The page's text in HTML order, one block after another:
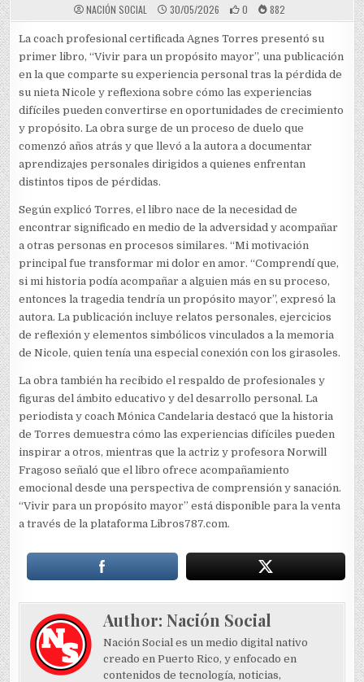
NACIÓN SOCIAL 30/05/2026 0 882
La coach profesional certificada Agnes Torres presentó su
primer libro, “Vivir para un propósito mayor”, una publicación
en la que comparte su experiencia personal tras la pérdida de
su nieta Nicole y reflexiona sobre cómo las experiencias
difíciles pueden convertirse en oportunidades de crecimiento
y propósito. La obra surge de un proceso de duelo que
comenzó años atrás y que llevó a la autora a documentar
aprendizajes personales dirigidos a quienes enfrentan
distintos tipos de pérdidas.
Según explicó Torres, el libro nace de la necesidad de
encontrar significado en medio de la adversidad y acompañar
a otras personas en procesos similares. “Mi motivación
principal fue transformar mi dolor en amor. “Comprendí que,
si mi historia podía acompañar a alguien más en su proceso,
entonces la tragedia tendría un propósito mayor”, expresó la
autora. La publicación incluye relatos personales, ejercicios
de reflexión y elementos simbólicos vinculados a la memoria
de Nicole, quien tenía una especial conexión con los girasoles.
La obra también ha recibido el respaldo de profesionales y
figuras del ámbito educativo y del desarrollo personal. La
periodista y coach Mónica Candelaria destacó que la historia
de Torres demuestra cómo las experiencias difíciles pueden
inspirar a otros, mientras que la actriz y profesora Norwill
Fragoso señaló que el libro ofrece acompañamiento
emocional desde una perspectiva de comprensión y sanación.
“Vivir para un propósito mayor” está disponible para la venta
a través de la plataforma Libros787.com.
Author:Nación Social
Nación Social es un medio digital nativo
creado en Puerto Rico, y enfocado en
contenidos de tecnología, noticias,